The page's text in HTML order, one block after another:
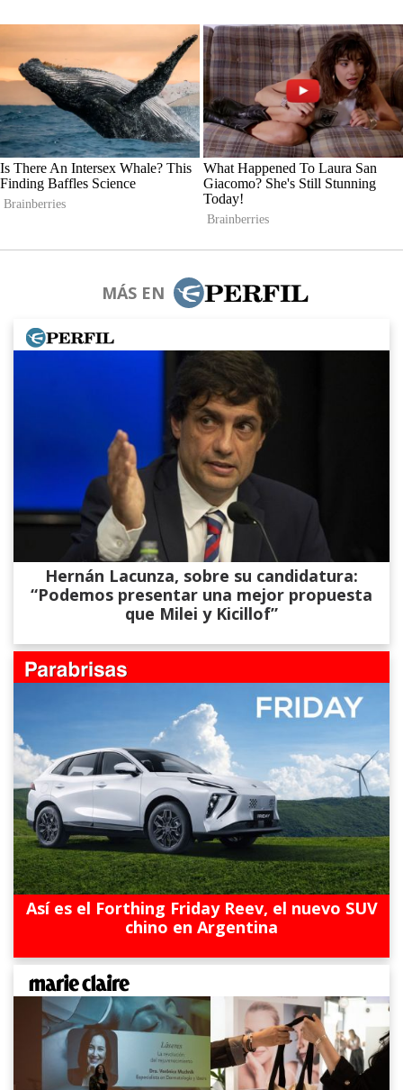
MÁS EN
Hernán Lacunza, sobre su candidatura:
“Podemos presentar una mejor propuesta
que Milei y Kicillof”
Así es el Forthing Friday Reev, el nuevo SUV
chino en Argentina